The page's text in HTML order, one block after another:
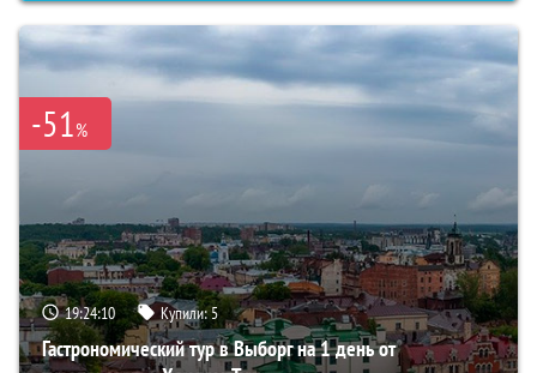
-51%
19:24:09 Купили:5
Гастрономический тур в Выборг на 1 день от